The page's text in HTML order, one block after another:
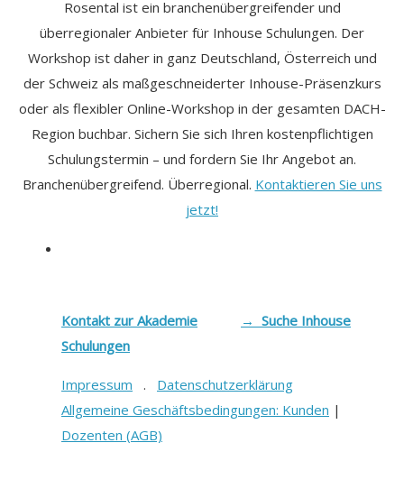
Rosental ist ein branchenübergreifender und
überregionaler Anbieter für Inhouse Schulungen. Der
Workshop ist daher in ganz Deutschland, Österreich und
der Schweiz als maßgeschneiderter Inhouse-Präsenzkurs
oder als flexibler Online-Workshop in der gesamten DACH-
Region buchbar. Sichern Sie sich Ihren kostenpflichtigen
Schulungstermin – und fordern Sie Ihr Angebot an.
Branchenübergreifend. Überregional. Kontaktieren Sie uns
jetzt!
Kontakt zur Akademie
→ Suche Inhouse
Schulungen
Impressum . Datenschutzerklärung
Allgemeine Geschäftsbedingungen: Kunden |
Dozenten (AGB)